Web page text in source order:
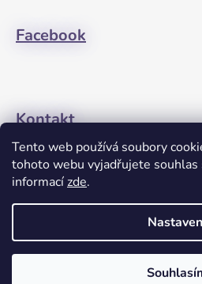
Tento web používá soubory
tohoto webu vyjadřujete souhlas
informacízde.
Facebook
Kontakt
+420608274762
Vytvořil